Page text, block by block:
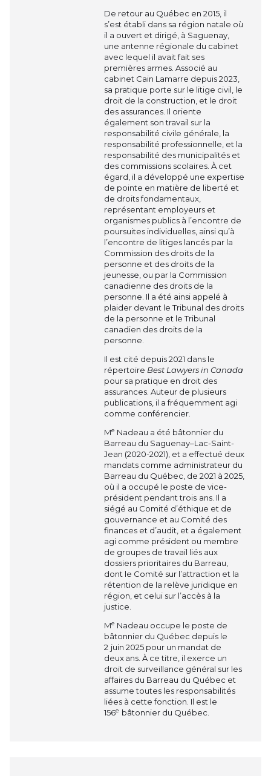
De retour au Québec en 2015, il
s’est établi dans sa région natale où
il a ouvert et dirigé, à Saguenay,
une antenne régionale du cabinet
avec lequel il avait fait ses
premières armes. Associé au
cabinet Cain Lamarre depuis 2023,
sa pratique porte sur le litige civil, le
droit de la construction, et le droit
des assurances. Il oriente
également son travail sur la
responsabilité civile générale, la
responsabilité professionnelle, et la
responsabilité des municipalités et
des commissions scolaires. À cet
égard, il a développé une expertise
de pointe en matière de liberté et
de droits fondamentaux,
représentant employeurs et
organismes publics à l’encontre de
poursuites individuelles, ainsi qu’à
l’encontre de litiges lancés par la
Commission des droits de la
personne et des droits de la
jeunesse, ou par la Commission
canadienne des droits de la
personne. Il a été ainsi appelé à
plaider devant le Tribunal des droits
de la personne et le Tribunal
canadien des droits de la
personne.
Il est cité depuis 2021 dans le
répertoire Best Lawyers in Canada
pour sa pratique en droit des
assurances. Auteur de plusieurs
publications, il a fréquemment agi
comme conférencier.
Me Nadeau a été bâtonnier du
Barreau du Saguenay–Lac-Saint-
Jean (2020-2021), et a effectué deux
mandats comme administrateur du
Barreau du Québec, de 2021 à 2025,
où il a occupé le poste de vice-
président pendant trois ans. Il a
siégé au Comité d’éthique et de
gouvernance et au Comité des
finances et d’audit, et a également
agi comme président ou membre
de groupes de travail liés aux
dossiers prioritaires du Barreau,
dont le Comité sur l’attraction et la
rétention de la relève juridique en
région, et celui sur l’accès à la
justice.
Me Nadeau occupe le poste de
bâtonnier du Québec depuis le
2 juin 2025 pour un mandat de
deux ans. À ce titre, il exerce un
droit de surveillance général sur les
affaires du Barreau du Québec et
assume toutes les responsabilités
liées à cette fonction. Il est le
156e bâtonnier du Québec.